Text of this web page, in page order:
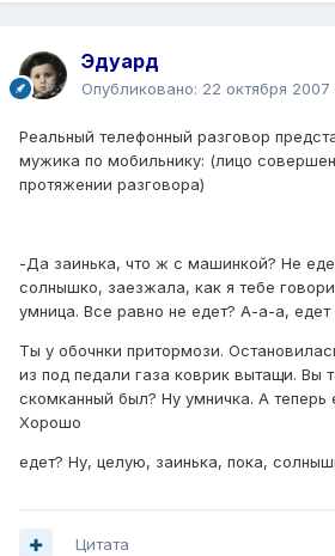
Эдуард
Опубликовано: 22 октября 2007
Реальный телефонный разговор
мужика по мобильнику: (лицо
протяжении разговора)
-Да заинька, что ж с машинкой? Не
солнышко, заезжала, как я тебе
умница. Все равно не едет? А-а-а, едет
Ты у обочнки притормози.
из под педали газа коврик вытащи. Вы
скомканный был? Ну умничка. А теперь
Хорошо
едет? Ну, целую, заинька, пока,
Цитата